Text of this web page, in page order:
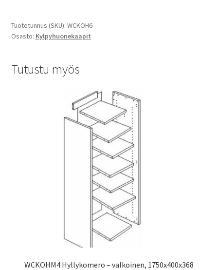
Tuotetunnus (SKU): WCKOH6
Osasto: Kylpyhuonekaapit
Tutustu myös
WCKOHM4 Hyllykomero – valkoinen, 1750x400x368